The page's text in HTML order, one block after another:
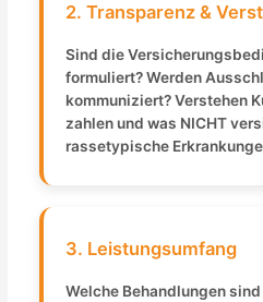
2. Transparenz &
Sind die
formuliert? Werden
kommuniziert? Verstehen
zahlen und was NICHT
rassetypische
3. Leistungsumfang
Welche Behandlungen